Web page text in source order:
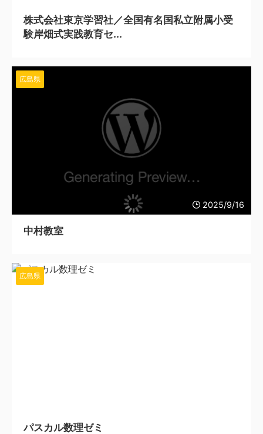
株式会社東京学習社／全国有名国私立附属小受
験岸畑式実践教育セ...
2025/9/16
広島県
中村教室
広島県
パスカル数理ゼミ